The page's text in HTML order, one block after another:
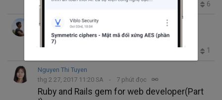
6.3K 9 2 6
Lê Văn Tuấn thg 2 27, 2017 11:32 SA 4 phút đọc
Giới thiệu về Gloss framework
1
Nguyen Thi Tuyen
thg 2 27, 2017 11:20 SA
7 phút đọc
Ruby and Rails gem for web developer(Part